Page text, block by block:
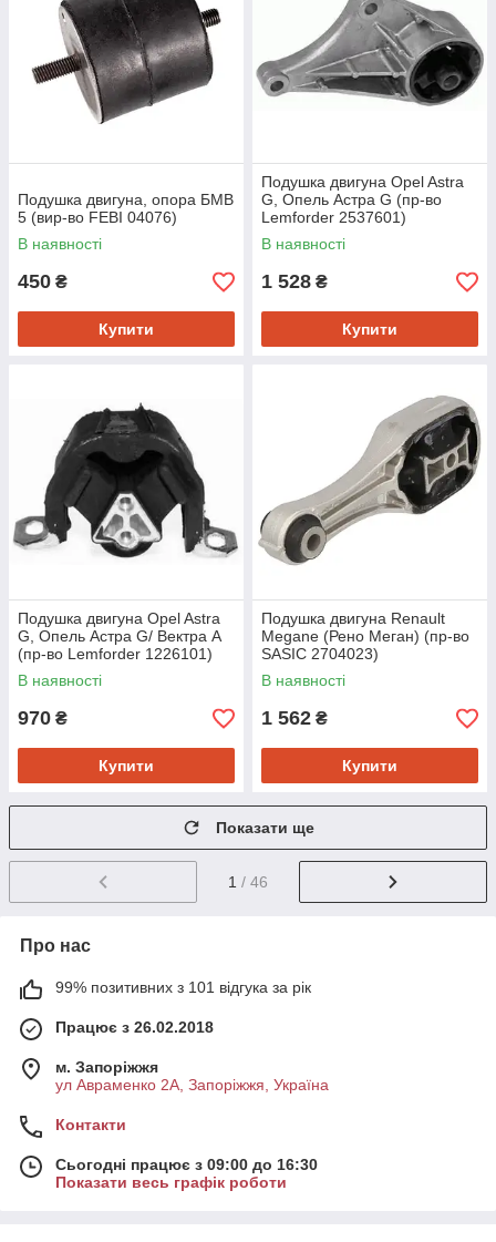
Подушка двигуна, опора БМВ
5 (вир-во FEBI 04076)
В наявності
450 ₴
Купити
Подушка двигуна Opel Astra
G, Опель Астра G (пр-во
Lemforder 2537601)
В наявності
1 528 ₴
Купити
Подушка двигуна Opel Astra
G, Опель Астра G/ Вектра A
(пр-во Lemforder 1226101)
В наявності
970 ₴
Купити
Подушка двигуна Renault
Megane (Рено Меган) (пр-во
SASIC 2704023)
В наявності
1 562 ₴
Купити
Показати ще
1 / 46
Про нас
99% позитивних з 101 відгука за рік
Працює з 26.02.2018
м. Запоріжжя
ул Авраменко 2А, Запоріжжя, Україна
Контакти
Сьогодні працює з 09:00 до 16:30
Показати весь графік роботи